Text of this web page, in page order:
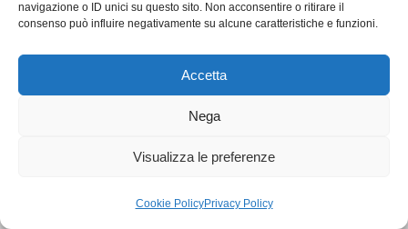
navigazione o ID unici su questo sito. Non acconsentire o ritirare il
consenso può influire negativamente su alcune caratteristiche e funzioni.
Accetta
Nega
Visualizza le preferenze
Cookie PolicyPrivacy Policy
Corona del Regno